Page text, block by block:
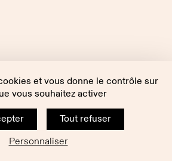
et vous donne le contrôle sur
vous souhaitez activer
Tout refuser
Personnaliser